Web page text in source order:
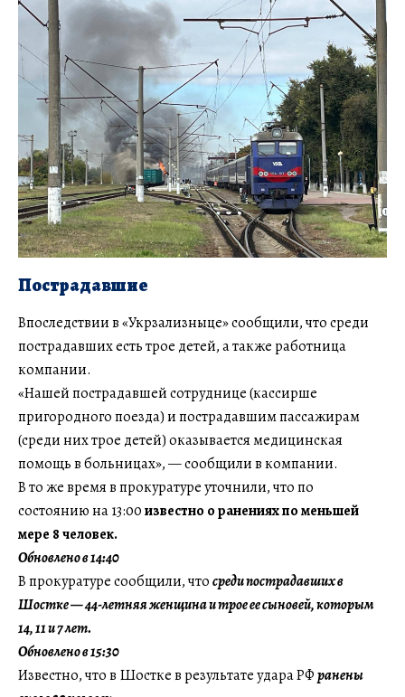
Пострадавшие
Впоследствии в «Укрзализныце» сообщили, что среди
пострадавших есть трое детей, а также работница
компании.
«Нашей пострадавшей сотруднице (кассирше
пригородного поезда) и пострадавшим пассажирам
(среди них трое детей) оказывается медицинская
помощь в больницах», — сообщили в компании.
В то же время в прокуратуре уточнили, что по
состоянию на 13:00известно о ранениях по меньшей
мере 8 человек.
Обновлено в 14:40
В прокуратуре сообщили, чтосреди пострадавших в
Шостке — 44-летняя женщина и трое ее сыновей, которым
14, 11 и 7 лет.
Обновлено в 15:30
Известно, что в Шостке в результате удара РФранены